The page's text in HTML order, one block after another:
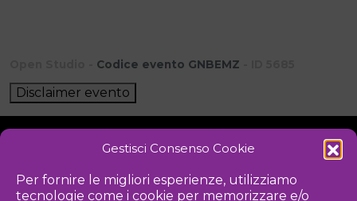
Gestisci Consenso Cookie
Per fornire le migliori esperienze, utilizziamo
tecnologie come i cookie per memorizzare e/o
Codice evento GNBEMZ
Disclaimer evento
PRIVACY POLICY